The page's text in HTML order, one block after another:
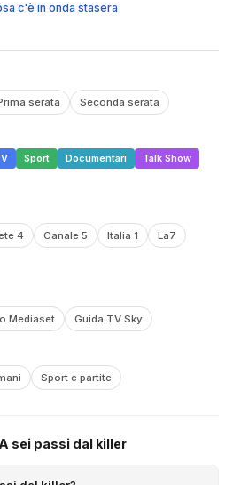
c'è in onda stasera
serata Seconda serata
Sport Documentari
Talk Show
4 Canale 5 Italia 1
La7
Mediaset Guida TV Sky
Sport e partite
sei passi dal killer